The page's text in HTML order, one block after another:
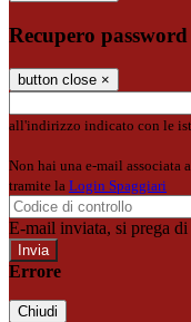
Recupero password
button close ×
all'indirizzo indicato con le
Non hai una e-mail associata
tramite la Login Spaggiari
E-mail inviata, si prega
Errore
Chiudi